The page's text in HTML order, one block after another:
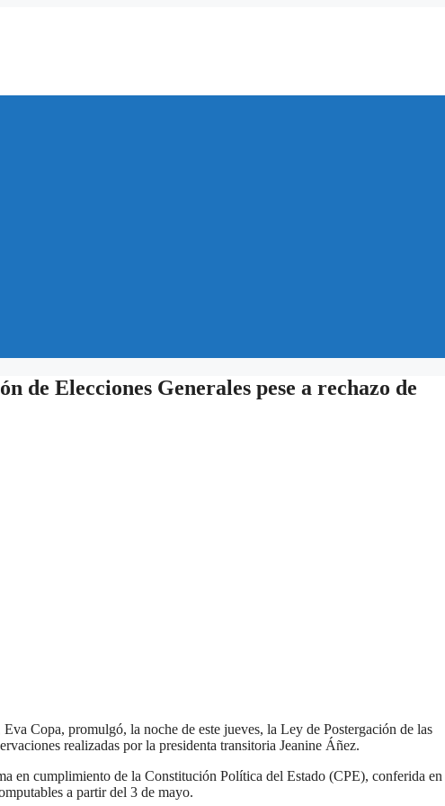
de Elecciones Generales pese a rechazo de
Copa, promulgó, la noche de este jueves, la Ley de Postergación de las
realizadas por la presidenta transitoria Jeanine Áñez.
en cumplimiento de la Constitución Política del Estado (CPE), conferida en
a partir del 3 de mayo.